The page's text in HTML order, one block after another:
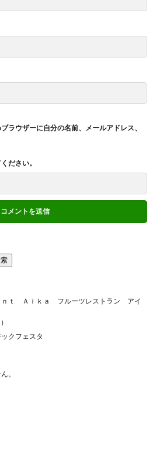
ラウザーに自分の名前、メールアドレス、
ださい。
ｎｔ Ａｉｋａ フルーツレストラン アイ
クフェスタ
。